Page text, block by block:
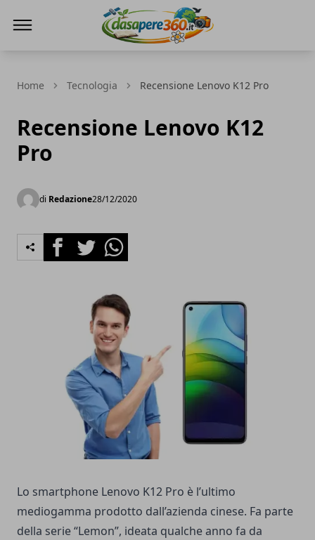
Home Tecnologia Recensione Lenovo K12 Pro
Recensione Lenovo K12
Pro
di Redazione28/12/2020
FacebookTwitterWhatsapp
Lo smartphone Lenovo K12 Pro è l’ultimo
mediogamma prodotto dall’azienda cinese. Fa parte
della serie “Lemon”, ideata qualche anno fa da